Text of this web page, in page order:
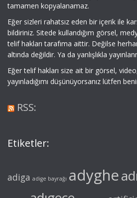
tamamen kopyalanamaz.
Eğer sizleri rahatsız eden bir içerik ile
bildiriniz. Sitede kullandığım görsel,
telif hakları tarafıma aittir. Değilse
altında değildir. Ya da yanlışlıkla
Eğer telif hakları size ait bir görsel,
yayınladığımı düşünüyorsanız lütfen
RSS:
Etiketler:
adiga adige bayrağı adyghe